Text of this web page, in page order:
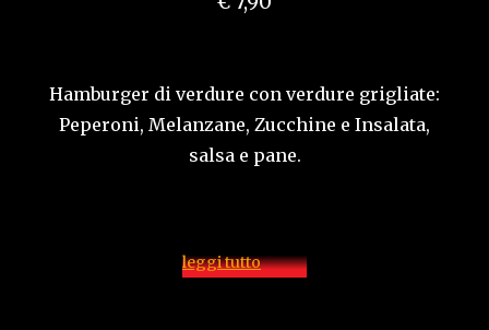
Hamburger di verdure con verdure grigliate:
Peperoni, Melanzane, Zucchine e Insalata,
salsa e pane.
leggi tutto